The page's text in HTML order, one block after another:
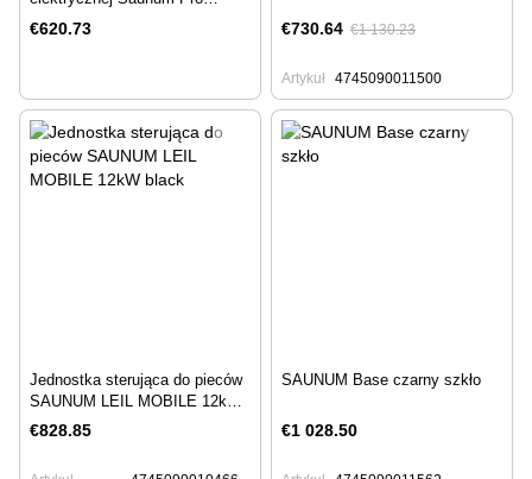
Experience
€620.73 €730.64 €1 130.23
Artykuł 4745090011500
Jednostka sterująca do pieców
SAUNUM LEIL MOBILE 12kW
black
€828.85
SAUNUM Base czarny szkło
€1 028.50